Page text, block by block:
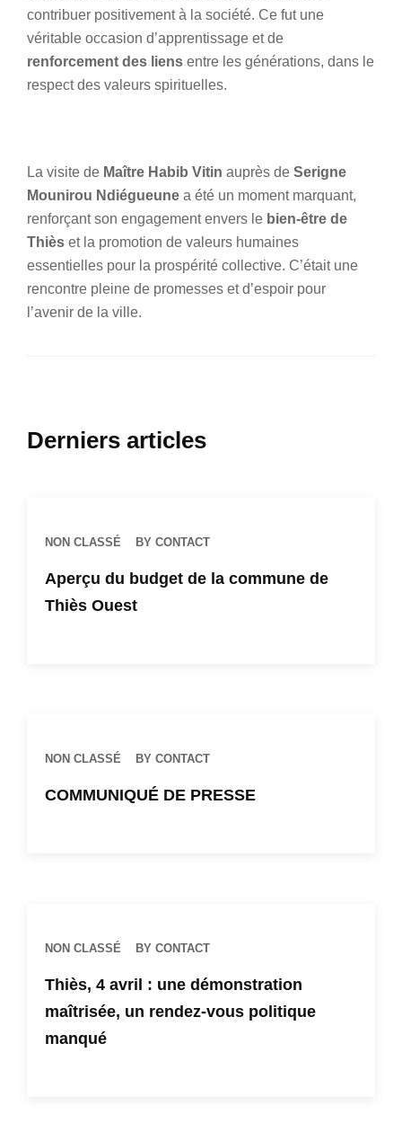
contribuer positivement à la société. Ce fut une
véritable occasion d’apprentissage et de
renforcement des liens entre les générations, dans le
respect des valeurs spirituelles.
La visite de Maître Habib Vitin auprès de Serigne
Mounirou Ndiégueune a été un moment marquant,
renforçant son engagement envers le bien-être de
Thiès et la promotion de valeurs humaines
essentielles pour la prospérité collective. C’était une
rencontre pleine de promesses et d’espoir pour
l’avenir de la ville.
Derniers articles
NON CLASSÉ BY CONTACT
Aperçu du budget de la commune de
Thiès Ouest
NON CLASSÉ BY CONTACT
​COMMUNIQUÉ DE PRESSE
NON CLASSÉ BY CONTACT
‎Thiès, 4 avril : une démonstration
maîtrisée, un rendez-vous politique
manqué‎